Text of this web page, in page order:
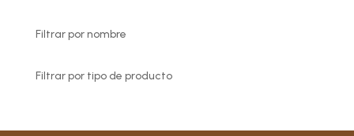
Filtrar por nombre
Filtrar por tipo de producto